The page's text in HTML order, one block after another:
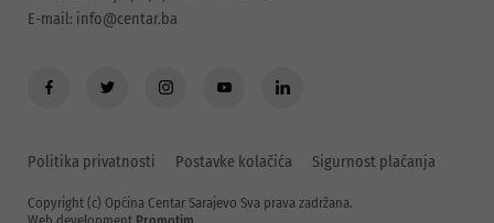
E-mail: info@centar.ba
Politika privatnosti Postavke kolačića Sigurnost plaćanja
Copyright (c) Općina Centar Sarajevo Sva prava zadržana.